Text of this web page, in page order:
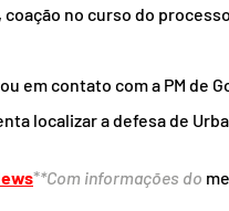
no curso do
em contato com a PM de
localizar a defesa de
**Com informações do